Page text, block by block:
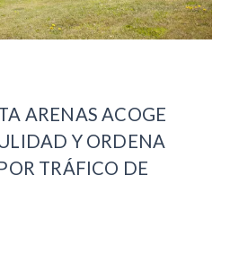
ARENAS ACOGE
Y ORDENA
TRÁFICO DE